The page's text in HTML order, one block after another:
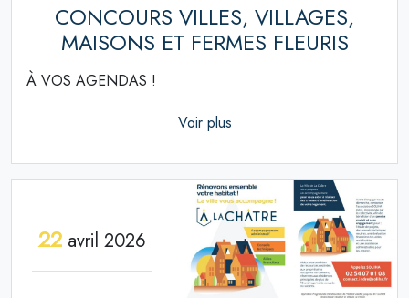
CONCOURS VILLES, VILLAGES,
MAISONS ET FERMES FLEURIS
À VOS AGENDAS !
Voir plus
22avril 2026